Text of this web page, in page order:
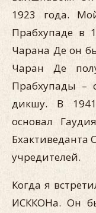
1923 года.
Прабхупаде в
Чарана Де он
Чаран Де
Прабхупады –
дикшу. В
основал
Бхактиведанта
учредителей.
Когда я
ИСККОНа. Он